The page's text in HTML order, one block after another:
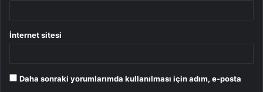
İnternet sitesi
Daha sonraki yorumlarımda kullanılması için adım, e-posta